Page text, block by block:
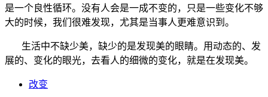
是一个良性循环。没有人会是一成不变的，只是一些变化不够
大的时候，我们很难发现，尤其是当事人更难意识到。
生活中不缺少美，缺少的是发现美的眼睛。用动态的、发
展的、变化的眼光，去看人的细微的变化，就是在发现美。
改变